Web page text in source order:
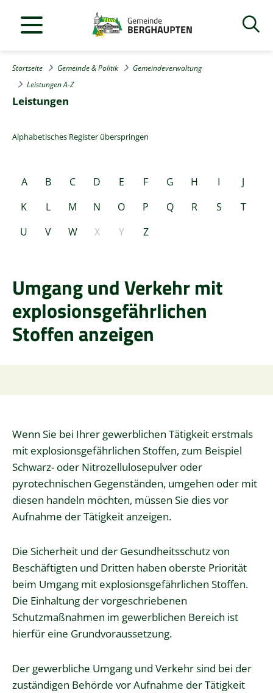
Startseite Gemeinde & Politik
Gemeindeverwaltung
Leistungen A-Z
Leistungen
Alphabetisches Register überspringen
A B C D E F G H I
J
K
L M N O P Q R S
T
U
V W X Y Z
Umgang und Verkehr mit
explosionsgefährlichen
Stoffen anzeigen
Wenn Sie bei Ihrer gewerblichen Tätigkeit erstmals
mit explosionsgefährlichen Stoffen, zum Beispiel
Schwarz- oder Nitrozellulosepulver oder
pyrotechnischen Gegenständen, umgehen oder mit
diesen handeln möchten, müssen Sie dies vor
Aufnahme der Tätigkeit anzeigen.
Die Sicherheit und der Gesundheitsschutz von
Beschäftigten und Dritten haben oberste Priorität
beim Umgang mit explosionsgefährlichen Stoffen.
Die Einhaltung der vorgeschriebenen
Schutzmaßnahmen im gewerblichen Bereich ist
hierfür eine Grundvoraussetzung.
Der gewerbliche Umgang und Verkehr sind bei der
zuständigen Behörde vor Aufnahme der Tätigkeit